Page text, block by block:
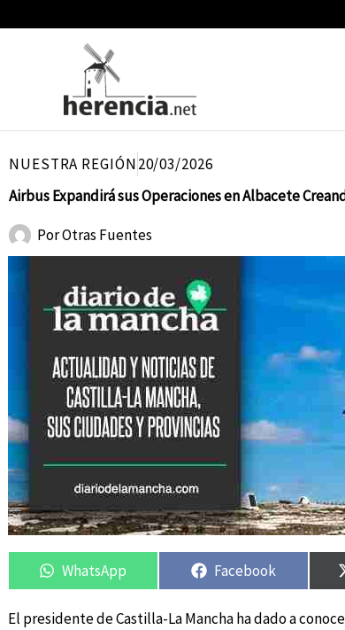
NUESTRA REGIÓN20/03/2026
Airbus Expandirá sus Operaciones en Albacete
PorOtras Fuentes
Compartir
en
WhatsApp
Compartir
en
Facebook
El presidente de Castilla-La Mancha ha dado a
Compartir
en
Compartir
en